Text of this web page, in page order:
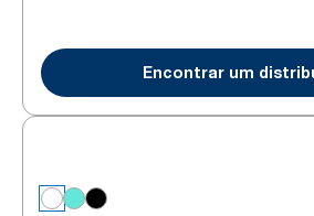
Encontrar um